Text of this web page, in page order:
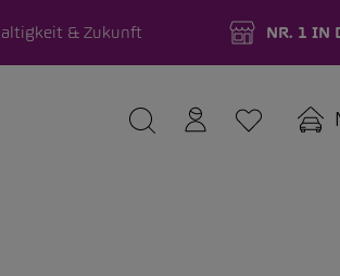
& Zukunft NR. 1 IN